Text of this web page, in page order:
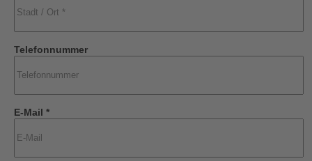
Telefonnummer
E-Mail *